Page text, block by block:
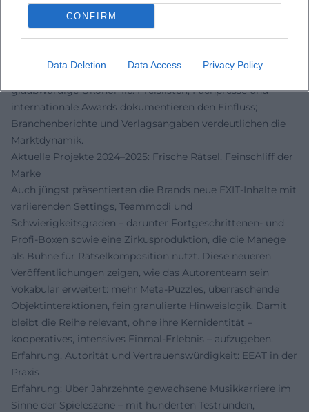
CONFIRM
Data Deletion Data Access Privacy Policy
Kontext, weckte neue Zielgruppen und schuf eine
Markenwelt mit Büchern, Puzzles und Adventskalendern.
Gleichzeitig stehen Titel wie Village und Rajas for eine
genuin europäische Designschule: zugängliche
Komplexität, elegante Verzahnung, thematisch
glaubwürdige Ökonomie. Preislisten, Fachpresse und
internationale Awards dokumentieren den Einfluss;
Branchenberichte und Verlagsangaben verdeutlichen die
Marktdynamik.
Aktuelle Projekte 2024–2025: Frische Rätsel, Feinschliff der
Marke
Auch jüngst präsentierten die Brands neue EXIT-Inhalte mit
variierenden Settings, Teammodi und
Schwierigkeitsgraden – darunter Fortgeschrittenen- und
Profi-Boxen sowie eine Zirkusproduktion, die die Manege
als Bühne für Rätselkomposition nutzt. Diese neueren
Veröffentlichungen zeigen, wie das Autorenteam sein
Vokabular erweitert: mehr Meta-Puzzles, überraschende
Objektinteraktionen, fein granulierte Hinweislogik. Damit
bleibt die Reihe relevant, ohne ihre Kernidentität –
kooperatives, intensives Einmal-Erlebnis – aufzugeben.
Erfahrung, Autorität und Vertrauenswürdigkeit: EEAT in der
Praxis
Erfahrung: Über Jahrzehnte gewachsene Musikkarriere im
Sinne der Spieleszene – mit hunderten Testrunden,